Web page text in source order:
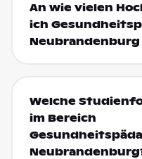
An wie vielen
ich
Welche
im Bereich